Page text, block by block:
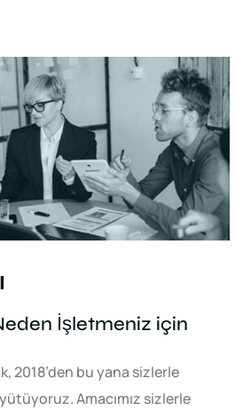
İşletmeniz için
2018’den bu yana sizlerle
Amacımız sizlerle